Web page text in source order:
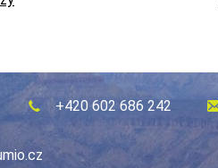
+420 602 686 242